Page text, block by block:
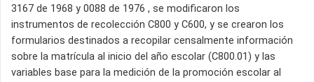
3167 de 1968 y 0088 de 1976 , se modificaron los
instrumentos de recolección C800 y C600, y se crearon los
formularios destinados a recopilar censalmente información
sobre la matrícula al inicio del año escolar (C800.01) y las
variables base para la medición de la promoción escolar al